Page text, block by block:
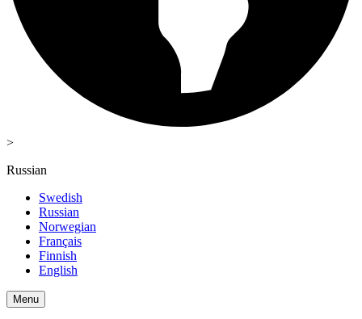
>
Russian
Swedish
Russian
Norwegian
Français
Finnish
English
Menu